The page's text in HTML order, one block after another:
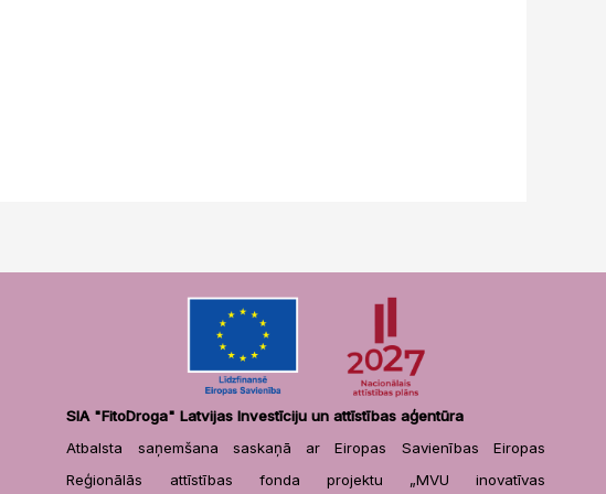
SIA "FitoDroga" Latvijas Investīciju un attīstības aģentūra
Atbalsta saņemšana saskaņā ar Eiropas Savienības Eiropas
Reģionālās attīstības fonda projektu „MVU inovatīvas